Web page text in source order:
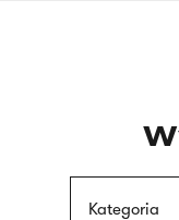
Kategoria